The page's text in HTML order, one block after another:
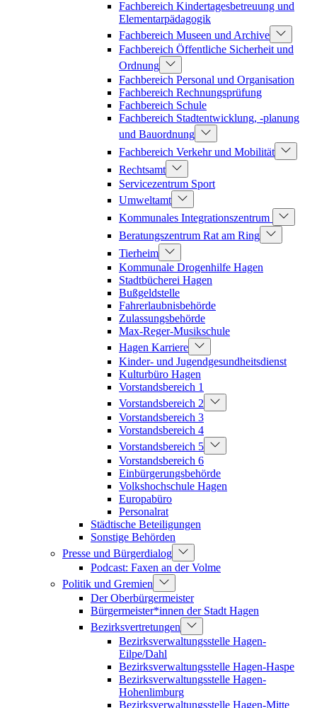
Fachbereich Kindertagesbetreuung und
Elementarpädagogik
Fachbereich Museen und Archive
Fachbereich Öffentliche Sicherheit und
Ordnung
Fachbereich Personal und Organisation
Fachbereich Rechnungsprüfung
Fachbereich Schule
Fachbereich Stadtentwicklung, -planung
und Bauordnung
Fachbereich Verkehr und Mobilität
Rechtsamt
Servicezentrum Sport
Umweltamt
Kommunales Integrationszentrum
Beratungszentrum Rat am Ring
Tierheim
Kommunale Drogenhilfe Hagen
Stadtbücherei Hagen
Bußgeldstelle
Fahrerlaubnisbehörde
Zulassungsbehörde
Max-Reger-Musikschule
Hagen Karriere
Kinder- und Jugendgesundheitsdienst
Kulturbüro Hagen
Vorstandsbereich 1
Vorstandsbereich 2
Vorstandsbereich 3
Vorstandsbereich 4
Vorstandsbereich 5
Vorstandsbereich 6
Einbürgerungsbehörde
Volkshochschule Hagen
Europabüro
Personalrat
Städtische Beteiligungen
Sonstige Behörden
Presse und Bürgerdialog
Podcast: Faxen an der Volme
Politik und Gremien
Der Oberbürgermeister
Bürgermeister*innen der Stadt Hagen
Bezirksvertretungen
Bezirksverwaltungsstelle Hagen-
Eilpe/Dahl
Bezirksverwaltungsstelle Hagen-Haspe
Bezirksverwaltungsstelle Hagen-
Hohenlimburg
Bezirksverwaltungsstelle Hagen-Mitte